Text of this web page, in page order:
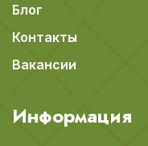
Блог
Контакты
Вакансии
Информация